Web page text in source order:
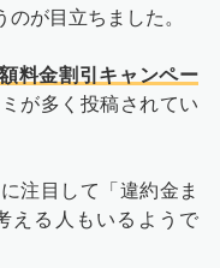
のが目立ちました。
料金割引キャンペー
が多く投稿されてい
注目して「違約金ま
える人もいるようで